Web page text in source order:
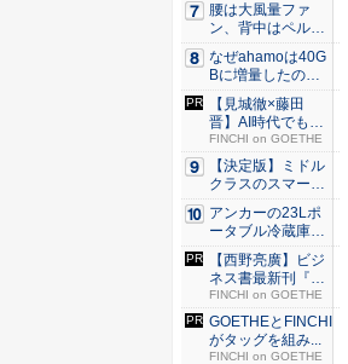
腰は大風量ファ
ン、背中はペルチ
ェ冷却。ダ...
なぜahamoは40G
Bに増量したの
か ...
【見城徹×藤田
晋】AI時代でも変
わらない...
FINCHI on GOETHE
【決定版】ミドル
クラスのスマート
フォンの...
アンカーの23Lポ
ータブル冷蔵庫が
Ama...
【西野亮廣】ビジ
ネス書最新刊『北
極星 僕...
FINCHI on GOETHE
GOETHEとFINCHI
がタッグを組み...
FINCHI on GOETHE